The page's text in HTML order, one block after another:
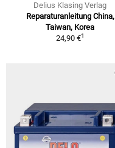
Delius Klasing Verlag
Reparaturanleitung China,
Taiwan, Korea
24,90 €1